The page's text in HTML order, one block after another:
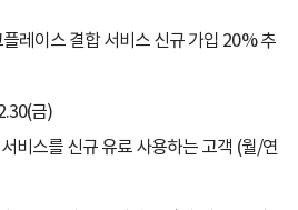
레이스 결합 서비스 신규 가입 20% 추
금)
비스를 신규 유료 사용하는 고객 (월/연